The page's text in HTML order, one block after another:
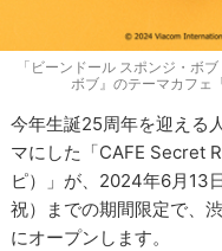
「ビーンドール スポンジ・ボ
ボブ』のテーマカフェ
今年生誕25周年を迎える
マにした「CAFE Secret
ピ）」が、2024年6月13
祝）までの期間限定で、
にオープンします。